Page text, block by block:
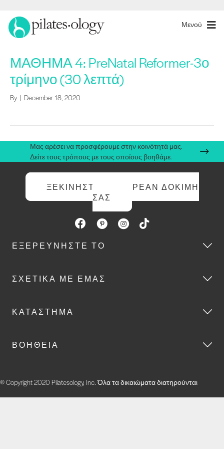
Μενού
ΜΑΘΗΜΑ 4: PreNatal Reformer-3ο
τρίμηνο (30 λεπτά)
By | December 18, 2020
Μας αρέσει να προσφέρουμε στην κοινότητά μας.
Δείτε τους τρόπους με τους οποίους βοηθάμε.
ΞΕΚΙΝΉΣΤΕ ΤΗ ΔΩΡΕΆΝ ΔΟΚΙΜΉ
ΣΑΣ
ΕΞΕΡΕΥΝΉΣΤΕ ΤΟ
ΣΧΕΤΙΚΆ ΜΕ ΕΜΆΣ
ΚΑΤΆΣΤΗΜΑ
ΒΟΉΘΕΙΑ
© Copyright 2020 Pilatesology, Inc. Όλα τα δικαιώματα διατηρούνται